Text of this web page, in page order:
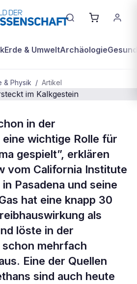
Erde & UmweltArchäologie
& Physik / Artikel
– versteckt im
in der
wichtige Rolle für
gespielt”, erklären
vom California Institute
Pasadena und seine
hat eine knapp 30
als
löste in der
mehrfach
Eine der Quellen
sind auch heute